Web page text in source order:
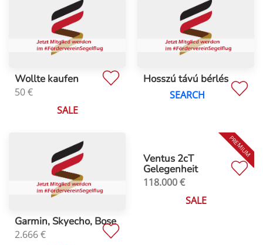
Wollte kaufen
50€
SALE
Hosszú távú bérlés
SEARCH
Garmin, Skyecho, Bose
2.666€
Ventus 2cT
Gelegenheit
118.000€
SALE